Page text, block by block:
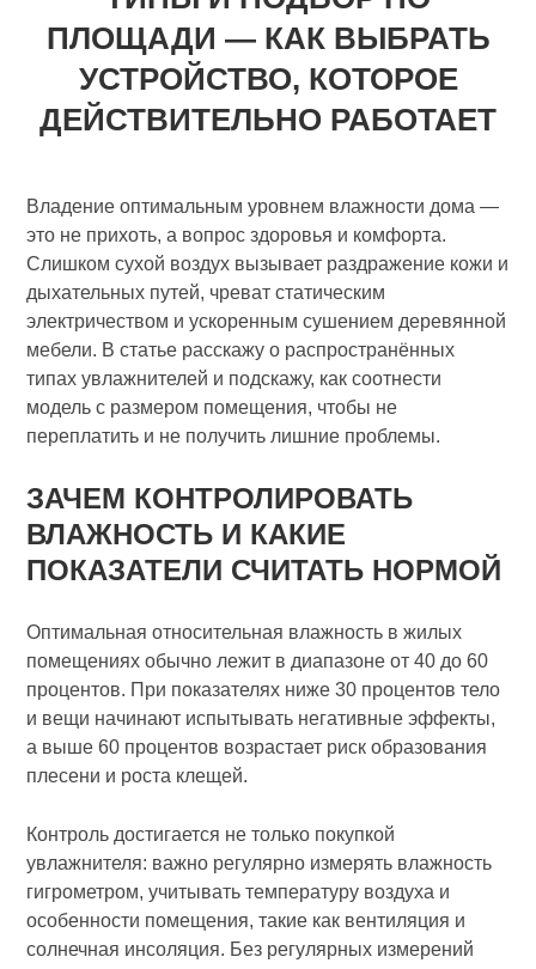
ПЛОЩАДИ — КАК ВЫБРАТЬ
УСТРОЙСТВО, КОТОРОЕ
ДЕЙСТВИТЕЛЬНО РАБОТАЕТ
Владение оптимальным уровнем влажности дома —
это не прихоть, а вопрос здоровья и комфорта.
Слишком сухой воздух вызывает раздражение кожи и
дыхательных путей, чреват статическим
электричеством и ускоренным сушением деревянной
мебели. В статье расскажу о распространённых
типах увлажнителей и подскажу, как соотнести
модель с размером помещения, чтобы не
переплатить и не получить лишние проблемы.
ЗАЧЕМ КОНТРОЛИРОВАТЬ
ВЛАЖНОСТЬ И КАКИЕ
ПОКАЗАТЕЛИ СЧИТАТЬ НОРМОЙ
Оптимальная относительная влажность в жилых
помещениях обычно лежит в диапазоне от 40 до 60
процентов. При показателях ниже 30 процентов тело
и вещи начинают испытывать негативные эффекты,
а выше 60 процентов возрастает риск образования
плесени и роста клещей.
Контроль достигается не только покупкой
увлажнителя: важно регулярно измерять влажность
гигрометром, учитывать температуру воздуха и
особенности помещения, такие как вентиляция и
солнечная инсоляция. Без регулярных измерений